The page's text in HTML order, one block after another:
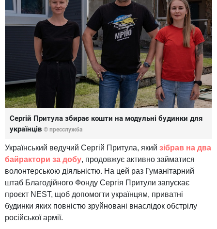
Сергій Притула збирає кошти на модульні будинки для
українців © пресслужба
Український ведучий Сергій Притула, який зібрав на два
байрактори за добу, продовжує активно займатися
волонтерською діяльністю. На цей раз Гуманітарний
штаб Благодійного Фонду Сергія Притули запускає
проєкт NEST, щоб допомогти українцям, приватні
будинки яких повністю зруйновані внаслідок обстрілу
російської армії.